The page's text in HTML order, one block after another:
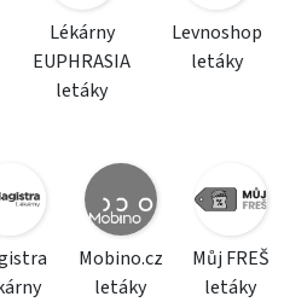
Lékárny
EUPHRASIA
letáky
Levnoshop
letáky
Mobino.cz
letáky
Můj FREŠ
letáky